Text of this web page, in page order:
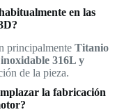
en las
principalmente Titanio
316L y
de la pieza.
la fabricación